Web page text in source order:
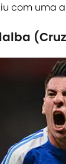
com uma